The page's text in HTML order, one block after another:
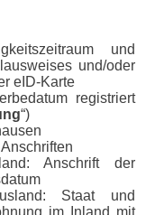
und
und/oder
eID-Karte
registriert
“)
Anschrift der
Staat und